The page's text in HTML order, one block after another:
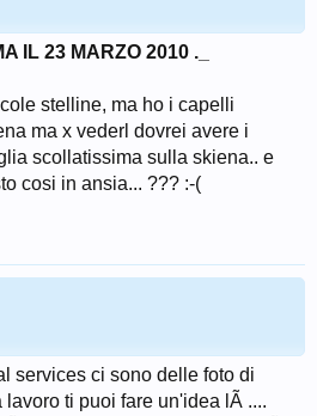
IL 23 MARZO 2010 ._
stelline, ma ho i capelli
ma x vederl dovrei avere i
scollatissima sulla skiena.. e
cosi in ansia... ??? :-(
services ci sono delle foto di
ti puoi fare un'idea lÃ ....